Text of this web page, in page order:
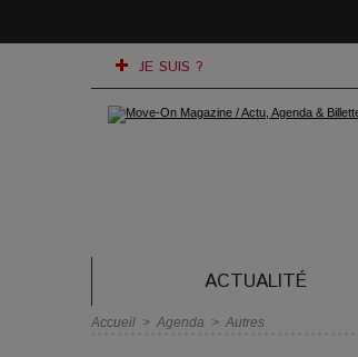
JE SUIS ?
ACTUALITÉ
Accueil > Agenda > Autres